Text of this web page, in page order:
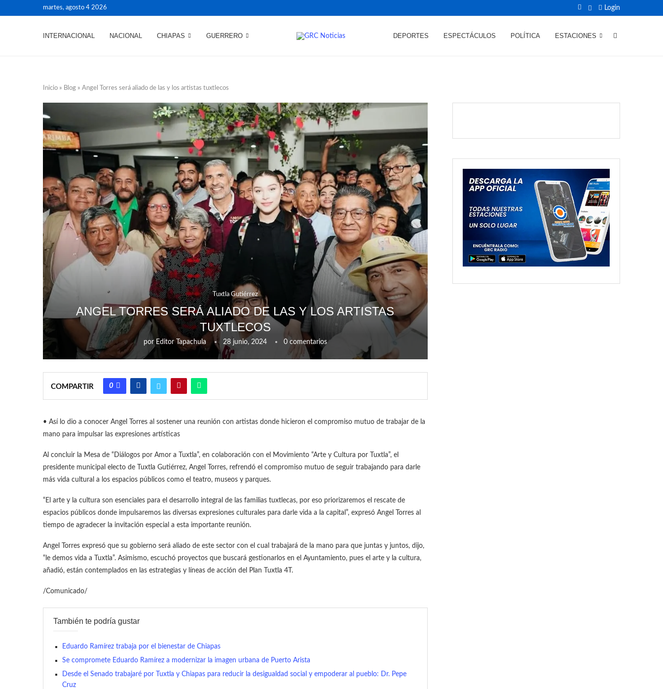
martes, agosto 4 2026 Login
INTERNACIONAL NACIONAL CHIAPAS GUERRERO DEPORTES ESPECTÁCULOS POLÍTICA ESTACIONES
Inicio » Blog » Angel Torres será aliado de las y los artistas tuxtlecos
Tuxtla Gutiérrez
ANGEL TORRES SERÁ ALIADO DE LAS Y LOS ARTISTAS
TUXTLECOS
por Editor Tapachula 28 junio, 2024 0 comentarios
COMPARTIR 0
• Así lo dio a conocer Angel Torres al sostener una reunión con artistas donde hicieron el compromiso mutuo de trabajar de la
mano para impulsar las expresiones artísticas
Al concluir la Mesa de “Diálogos por Amor a Tuxtla”, en colaboración con el Movimiento “Arte y Cultura por Tuxtla”, el
presidente municipal electo de Tuxtla Gutiérrez, Angel Torres, refrendó el compromiso mutuo de seguir trabajando para darle
más vida cultural a los espacios públicos como el teatro, museos y parques.
“El arte y la cultura son esenciales para el desarrollo integral de las familias tuxtlecas, por eso priorizaremos el rescate de
espacios públicos donde impulsaremos las diversas expresiones culturales para darle vida a la capital”, expresó Angel Torres al
tiempo de agradecer la invitación especial a esta importante reunión.
Angel Torres expresó que su gobierno será aliado de este sector con el cual trabajará de la mano para que juntas y juntos, dijo,
“le demos vida a Tuxtla”. Asimismo, escuchó proyectos que buscará gestionarlos en el Ayuntamiento, pues el arte y la cultura,
añadió, están contemplados en las estrategias y líneas de acción del Plan Tuxtla 4T.
/Comunicado/
También te podría gustar
Eduardo Ramírez trabaja por el bienestar de Chiapas
Se compromete Eduardo Ramírez a modernizar la imagen urbana de Puerto Arista
Desde el Senado trabajaré por Tuxtla y Chiapas para reducir la desigualdad social y empoderar al pueblo: Dr. Pepe
Cruz